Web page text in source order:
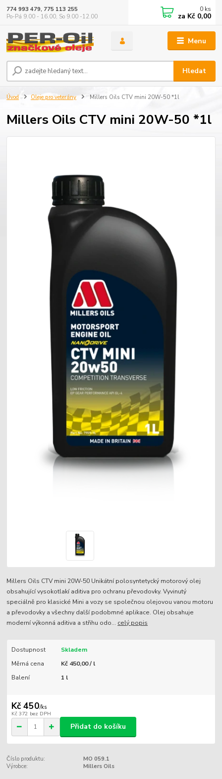
Menu
Hledat
774 993 479, 775 113 255
Po-Pá 9.00 - 16.00, So 9.00 -12.00
0 ks
za Kč 0,00
Úvod Oleje pro veterány Millers Oils CTV mini 20W-50 *1l
Millers Oils CTV mini 20W-50 *1l
Millers Oils CTV mini 20W-50 Unikátní polosyntetycký motorový olej
obsahující vysokotlakí aditiva pro ochranu převodovky. Vyvinutý
speciálně pro klasické Mini a vozy se společnou olejovou vanou motoru
a převodovky a všechny další podobmné aplikace. Olej obsahuje
moderní výkonná aditiva a střihu odo... celý popis
Dostupnost
Skladem
Měrná cena
Kč 450,00 / l
Balení
1 l
Kč 450/ks
Kč 372 bez DPH
Přidat do košíku
Číslo produktu:
MO 059.1
Výrobce:
Millers Oils